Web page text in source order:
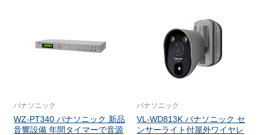
パナソニック
WZ-PT340 パナソニック 新品
音響設備 年間タイマーで音源
パナソニック
VL-WD813K パナソニック セ
ンサーライト付屋外ワイヤレ